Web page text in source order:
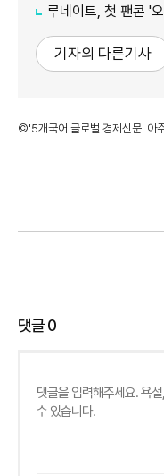
루네이트, 첫 팬콘 '
기자의 다른기사
©'5개국어 글로벌 경제신문' 아
댓글0